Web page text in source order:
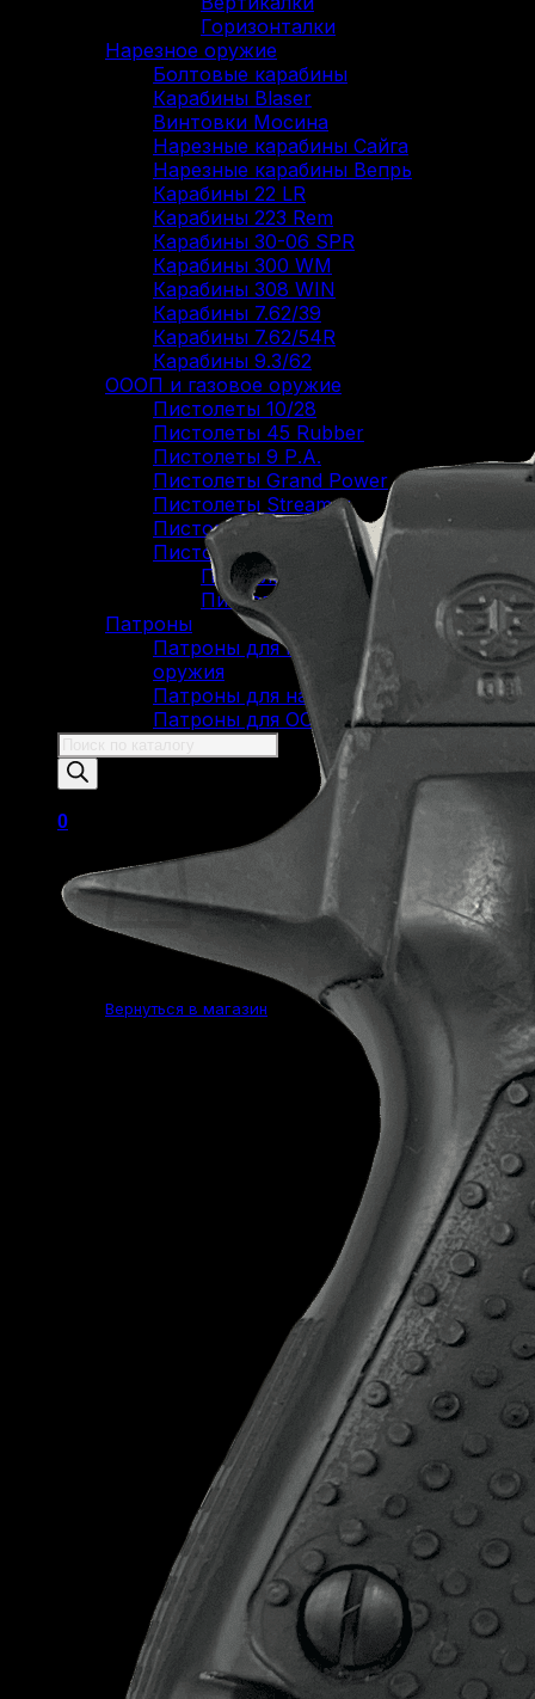
Горизонталки
Нарезное оружие
Болтовые карабины
Карабины Blaser
Винтовки Мосина
Нарезные карабины Сайга
Нарезные карабины Вепрь
Карабины 22 LR
Карабины 223 Rem
Карабины 30-06 SPR
Карабины 300 WM
Карабины 308 WIN
Карабины 7.62/39
Карабины 7.62/54R
Карабины 9.3/62
ОООП и газовое оружие
Пистолеты 10/28
Пистолеты 45 Rubber
Пистолеты 9 Р.А.
Пистолеты Grand Power
Пистолеты Streamer
Пистолеты Гроза
Пистолеты Макарова
Пистолеты ИЖ-79 (МР-79)
Пистолеты МР-80
Патроны
Патроны для гладкоствольного
оружия
Патроны для нарезного оружия
Патроны для ОООП
Поиск
товаров
0
Корзина пуста.
Вернуться в магазин